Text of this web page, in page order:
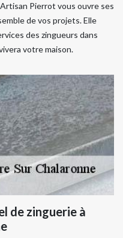
Pierrot vous ouvre ses
de vos projets. Elle
des zingueurs dans
votre maison.
de zinguerie à